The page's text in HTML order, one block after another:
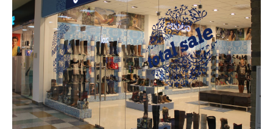
Оформление магазина обуви
в ТЦ «Галактика»